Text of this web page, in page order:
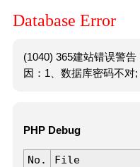
Database Error
(1040) 365建站错误警
因：1、数据库密码不对;
PHP Debug
No. File